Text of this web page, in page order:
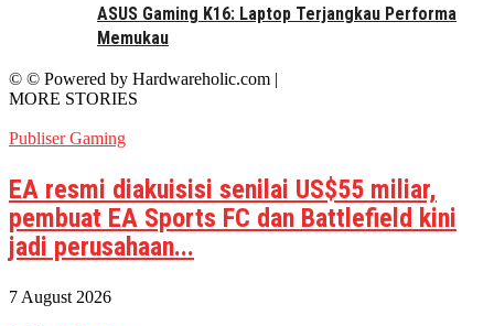
ASUS Gaming K16: Laptop Terjangkau Performa
Memukau
© © Powered by Hardwareholic.com |
MORE STORIES
Publiser Gaming
EA resmi diakuisisi senilai US$55 miliar,
pembuat EA Sports FC dan Battlefield kini
jadi perusahaan...
7 August 2026